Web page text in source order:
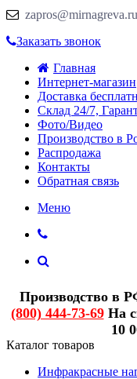
zapros@mirnagreva.ru
Заказать звонок
Главная
Интернет-магазин
Доставка
Склад 24/7,
Фото/Видео
Производство в
Распродажа
Контакты
Обратная связь
Меню
Производство в
(800) 444-73-69На
10
Каталог товаров
Инфракрасные